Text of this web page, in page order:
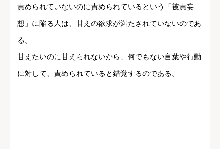
責められていないのに責められているという「被責妄
想」に陥る人は、甘えの欲求が満たされていないのであ
る。
甘えたいのに甘えられないから、何でもない言葉や行動
に対して、責められていると錯覚するのである。